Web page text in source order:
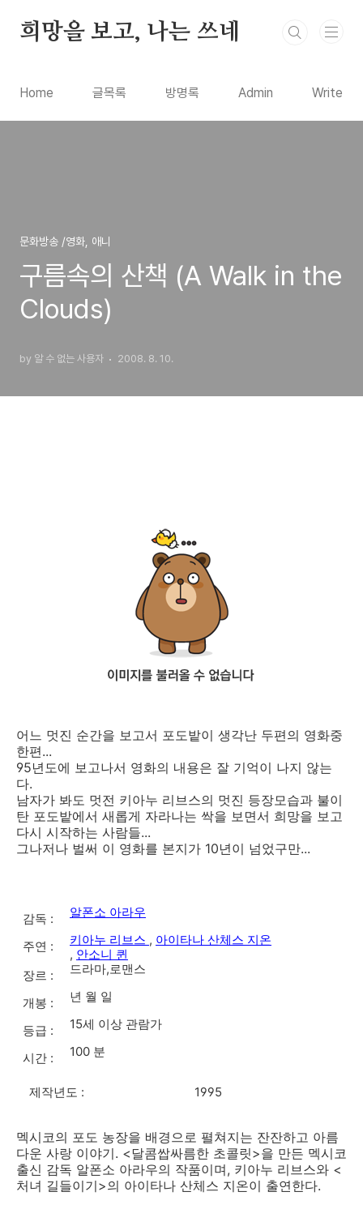
희망을 보고, 나는 쓰네
Home 글목록 방명록 Admin Write
문화방송 /영화, 애니
구름속의 산책 (A Walk in the
Clouds)
by 알 수 없는 사용자 2008. 8. 10.
어느 멋진 순간을 보고서 포도밭이 생각난 두편의 영화중
한편...
95년도에 보고나서 영화의 내용은 잘 기억이 나지 않는
다.
남자가 봐도 멋전 키아누 리브스의 멋진 등장모습과 불이
탄 포도밭에서 새롭게 자라나는 싹을 보면서 희망을 보고
다시 시작하는 사람들...
그나저나 벌써 이 영화를 본지가 10년이 넘었구만...
감독 : 알폰소 아라우
주연 : 키아누 리브스 , 아이타나 산체스 지온
, 안소니 퀸
장르 :
드라마,로맨스
개봉 : 년 월 일
등급 : 15세 이상 관람가
시간 : 100 분
제작년도 : 1995
멕시코의 포도 농장을 배경으로 펼쳐지는 잔잔하고 아름
다운 사랑 이야기. <달콤쌉싸름한 초콜릿>을 만든 멕시코
출신 감독 알폰소 아라우의 작품이며, 키아누 리브스와 <
처녀 길들이기>의 아이타나 산체스 지온이 출연한다.